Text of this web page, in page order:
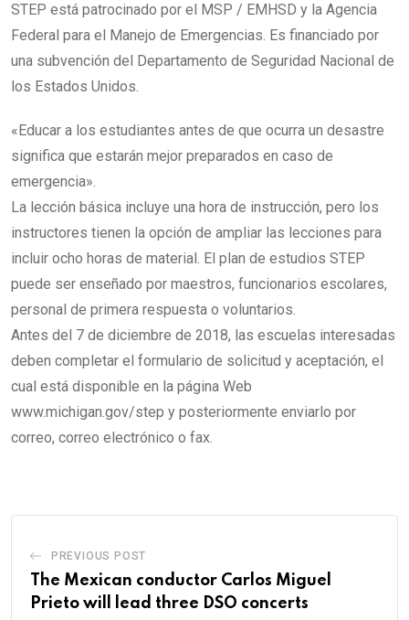
STEP está patrocinado por el MSP / EMHSD y la Agencia
Federal para el Manejo de Emergencias. Es financiado por
una subvención del Departamento de Seguridad Nacional de
los Estados Unidos.
«Educar a los estudiantes antes de que ocurra un desastre
significa que estarán mejor preparados en caso de
emergencia».
La lección básica incluye una hora de instrucción, pero los
instructores tienen la opción de ampliar las lecciones para
incluir ocho horas de material. El plan de estudios STEP
puede ser enseñado por maestros, funcionarios escolares,
personal de primera respuesta o voluntarios.
Antes del 7 de diciembre de 2018, las escuelas interesadas
deben completar el formulario de solicitud y aceptación, el
cual está disponible en la página Web
www.michigan.gov/step y posteriormente enviarlo por
correo, correo electrónico o fax.
PREVIOUS POST
The Mexican conductor Carlos Miguel
Prieto will lead three DSO concerts